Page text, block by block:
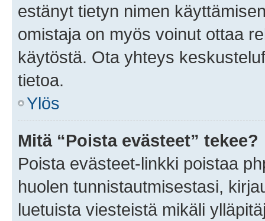
estänyt tietyn nimen
omistaja on myös voinut ottaa
käytöstä. Ota yhteys
tietoa.
Ylös
Mitä “Poista evästeet” tekee?
Poista evästeet-linkki poistaa
huolen tunnistautmisestasi,
luetuista viesteistä mikäli